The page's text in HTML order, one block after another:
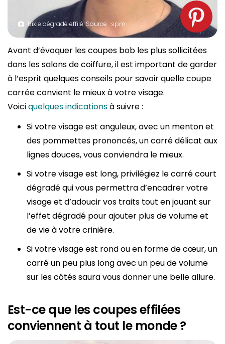
Bixie dégradé effilé. Source : spm
Avant d’évoquer les coupes bob les plus sollicitées
dans les salons de coiffure, il est important de garder
à l’esprit quelques conseils pour savoir quelle coupe
carrée convient le mieux à votre visage.
Voiciquelques indicationsà suivre :
Si votre visage est anguleux, avec un menton et
des pommettes prononcés, un carré délicat aux
lignes douces, vous conviendra le mieux.
Si votre visage est long, privilégiez le carré court
dégradé qui vous permettra d’encadrer votre
visage et d’adoucir vos traits tout en jouant sur
l’effet dégradé pour ajouter plus de volume et
de vie à votre crinière.
Si votre visage est rond ou en forme de cœur, un
carré un peu plus long avec un peu de volume
sur les côtés saura vous donner une belle allure.
Est-ce que les coupes effilées
conviennent à tout le monde ?